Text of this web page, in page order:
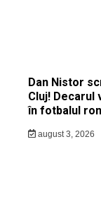
Dan Nistor
Cluj!
în fotbalul
august 3, 2026